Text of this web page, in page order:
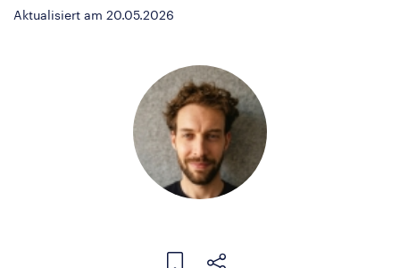
Aktualisiert am 20.05.2026